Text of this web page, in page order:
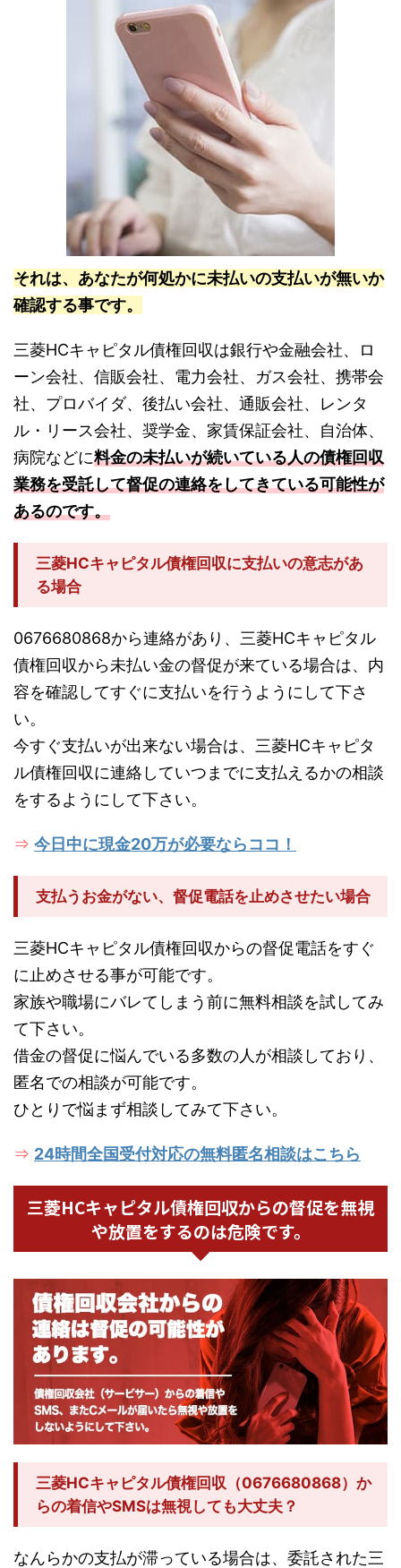
それは、あなたが何処かに未払いの支払いが無いか
確認する事です。
三菱HCキャピタル債権回収は銀行や金融会社、ロ
ーン会社、信販会社、電力会社、ガス会社、携帯会
社、プロバイダ、後払い会社、通販会社、レンタ
ル・リース会社、奨学金、家賃保証会社、自治体、
病院などに料金の未払いが続いている人の債権回収
業務を受託して督促の連絡をしてきている可能性が
あるのです。
三菱HCキャピタル債権回収に支払いの意志があ
る場合
0676680868から連絡があり、三菱HCキャピタル
債権回収から未払い金の督促が来ている場合は、内
容を確認してすぐに支払いを行うようにして下さ
い。
今すぐ支払いが出来ない場合は、三菱HCキャピタ
ル債権回収に連絡していつまでに支払えるかの相談
をするようにして下さい。
⇒ 今日中に現金20万が必要ならココ！
支払うお金がない、督促電話を止めさせたい場合
三菱HCキャピタル債権回収からの督促電話をすぐ
に止めさせる事が可能です。
家族や職場にバレてしまう前に無料相談を試してみ
て下さい。
借金の督促に悩んでいる多数の人が相談しており、
匿名での相談が可能です。
ひとりで悩まず相談してみて下さい。
⇒ 24時間全国受付対応の無料匿名相談はこちら
三菱HCキャピタル債権回収からの督促を無視
や放置をするのは危険です。
三菱HCキャピタル債権回収（0676680868）か
らの着信やSMSは無視しても大丈夫？
なんらかの支払が滞っている場合は、委託された三